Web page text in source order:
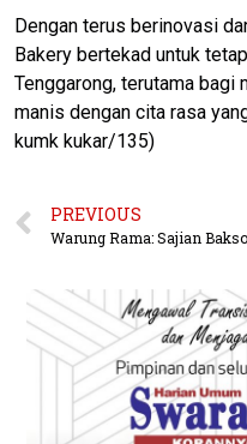
Dengan terus berinovasi
Bakery bertekad untuk
Tenggarong, terutama bagi
manis dengan cita rasa
kumk kukar/135)
PREVIOUS